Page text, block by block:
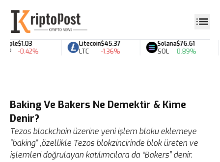
$1.03
-0.42%
Litecoin
LTC
$45.37
-1.36%
Solana
SOL
$76.61
0.89%
Baking Ve Bakers Ne Demektir & Kime
Denir?
Tezos blockchain üzerine yeni işlem bloku eklemeye
"baking" ,özellikle Tezos blokzincirinde blok üreten ve
işlemleri doğrulayan katılımcılara da “Bakers” denir.